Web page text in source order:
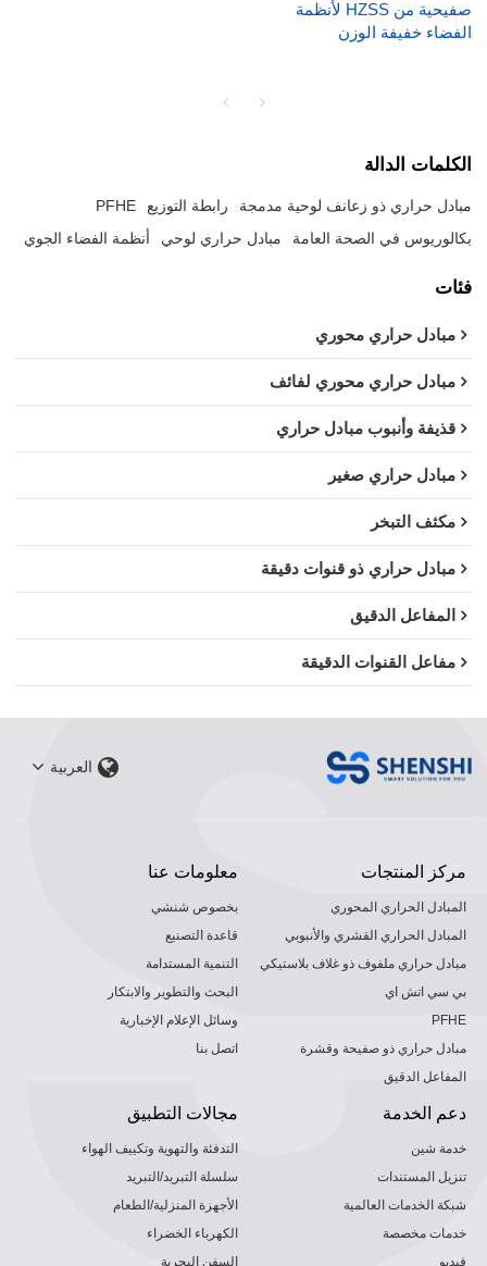
صفيحية من HZSS لأنظمة
الفضاء خفيفة الوزن
الكلمات الدالة
مبادل حراري ذو زعانف لوحية مدمجة رابطة التوزيع
PFHE
بكالوريوس في الصحة العامة
مبادل حراري لوحي أنظمة الفضاء الجوي
فئات
مبادل حراري محوري
مبادل حراري محوري لفائف
قذيفة وأنبوب مبادل حراري
مبادل حراري صغير
مكثف التبخر
مبادل حراري ذو قنوات دقيقة
المفاعل الدقيق
مفاعل القنوات الدقيقة
العربية
معلومات عنا
بخصوص شنشي
قاعدة التصنيع
التنمية المستدامة
البحث والتطوير والابتكار
وسائل الإعلام الإخبارية
اتصل بنا
مركز المنتجات
المبادل الحراري المحوري
المبادل الحراري القشري والأنبوبي
مبادل حراري ملفوف ذو غلاف بلاستيكي
بي سي اتش اي
PFHE
مبادل حراري ذو صفيحة وقشرة
المفاعل الدقيق
مجالات التطبيق
التدفئة والتهوية وتكييف الهواء
سلسلة التبريد/التبريد
الأجهزة المنزلية/الطعام
الكهرباء الخضراء
السفن البحرية
دعم الخدمة
خدمة شين
تنزيل المستندات
شبكة الخدمات العالمية
خدمات مخصصة
فيديو